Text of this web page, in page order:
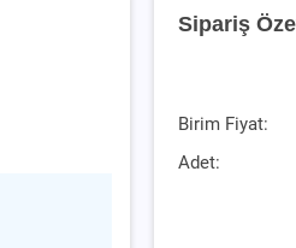
Sipariş
Birim Fiyat:
Adet: